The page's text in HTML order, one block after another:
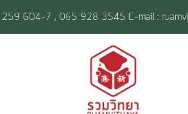
259 604-7 ,065 928 3545 E-mail :